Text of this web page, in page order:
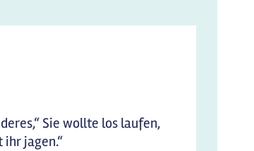
Sie wollte los laufen,
jagen.“